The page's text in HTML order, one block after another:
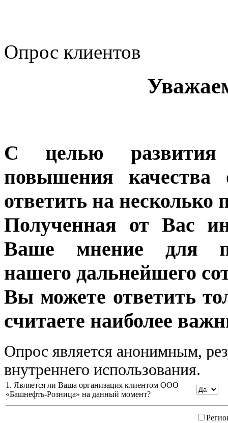
Опрос клиентов
С целью развития
повышения качества
ответить на несколько
Полученная от Вас
Ваше мнение для
нашего дальнейшего
Вы можете ответить
считаете наиболее
Опрос является анонимным,
внутреннего использования.
1. Является ли Ваша организация клиентом ООО
«Башнефть-Розница» на данный момент?